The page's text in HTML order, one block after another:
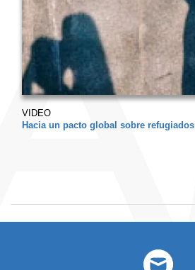
VIDEO
Hacia un pacto global sobre refugiados